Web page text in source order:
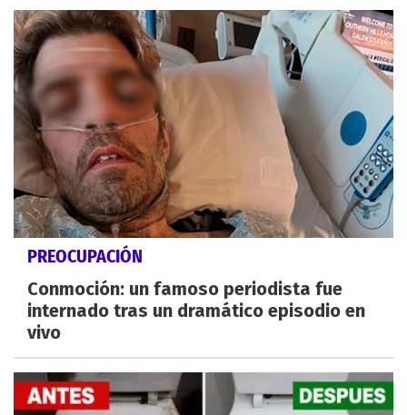
PREOCUPACIÓN
Conmoción: un famoso periodista fue
internado tras un dramático episodio en
vivo